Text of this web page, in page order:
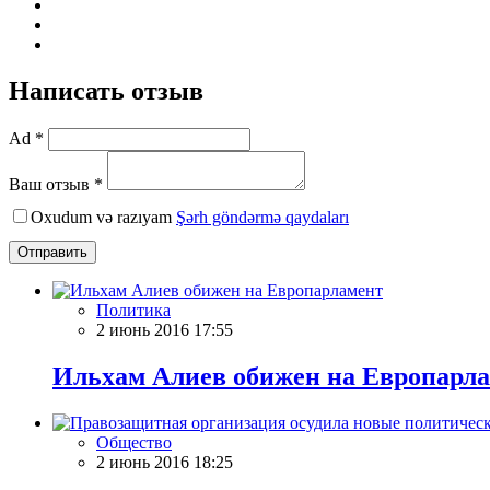
Написать отзыв
Ad *
Ваш отзыв *
Oxudum və razıyam Şərh göndərmə qaydaları
Отправить
Политика
2 июнь 2016 17:55
Ильхам Алиев обижен на
Общество
2 июнь 2016 18:25